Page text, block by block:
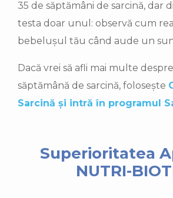
35 de săptămâni de sarcină, dar
testa doar unul: observă cum
bebelușul tău când aude un
Dacă vrei să afli mai multe
săptămână de sarcină, folosește
Sarcină și intră în programul
Superioritatea
NUTRI-